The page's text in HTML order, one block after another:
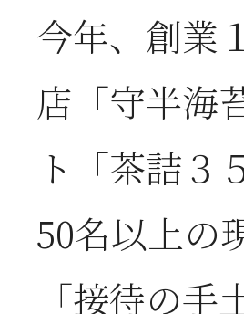
2026年07
2026年
今年、創業
店「守半海
ト「茶詰３
50名以上の
「接待の